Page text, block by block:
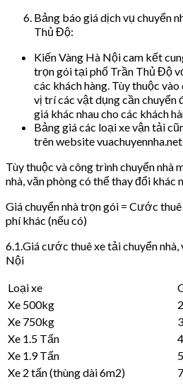
Bảng báo giá dịch vụ chuyển
Thủ Độ:
Kiến Vàng Hà Nội cam kết
trọn gói tại phố Trần Thủ Độ
các khách hàng. Tùy thuộc
vị trí các vật dụng cần chuyển
giá khác nhau cho các khách
Bảng giá các loại xe vận tải
trên website
Tùy thuộc và công trình chuyển nhà
nhà, văn phòng có thể thay đổi khác
Giá chuyển nhà trọn gói = Cước
phí khác (nếu có)
6.1.Giá cước thuê xe tải chuyển nhà,
Nội
Loại xe
Xe 500kg
Xe 750kg
Xe 1.5 Tấn
Xe 1.9 Tấn
Xe 2 tấn (thùng dài 6m2)